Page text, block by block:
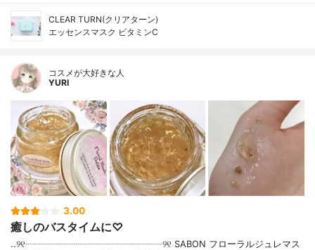
CLEAR TURN(クリアターン)
エッセンスマスク ビタミンC
コスメが大好きな人
YURI
3.00
癒しのバスタイムに♡
..୨୧┈┈┈┈┈┈┈┈┈┈┈┈┈┈┈୨୧ SABON フローラルジュレマス